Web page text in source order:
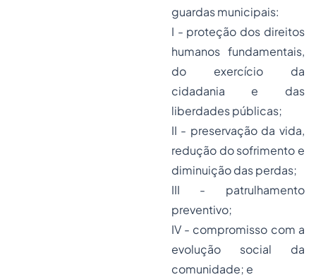
guardas municipais:
I - proteção dos direitos
humanos fundamentais,
do exercício da
cidadania e das
liberdades públicas;
II - preservação da vida,
redução do sofrimento e
diminuição das perdas;
III - patrulhamento
preventivo;
IV - compromisso com a
evolução social da
comunidade; e